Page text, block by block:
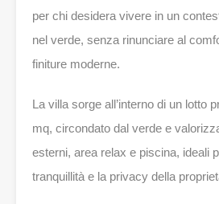
per chi desidera vivere in un
nel verde, senza rinunciare al
finiture moderne.
La villa sorge all’interno di un lotto
mq, circondato dal verde e
esterni, area relax e piscina, ideali
tranquillità e la privacy della